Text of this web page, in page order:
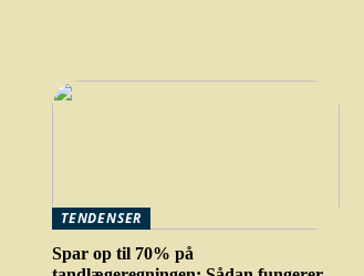
TENDENSER
Spar op til 70% på